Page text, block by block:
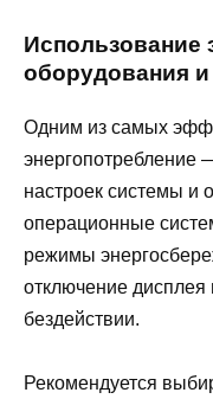
Использование
оборудования и
Одним из самых
энергопотребление
настроек системы и
операционные
режимы
отключение
бездействии.
Рекомендуется